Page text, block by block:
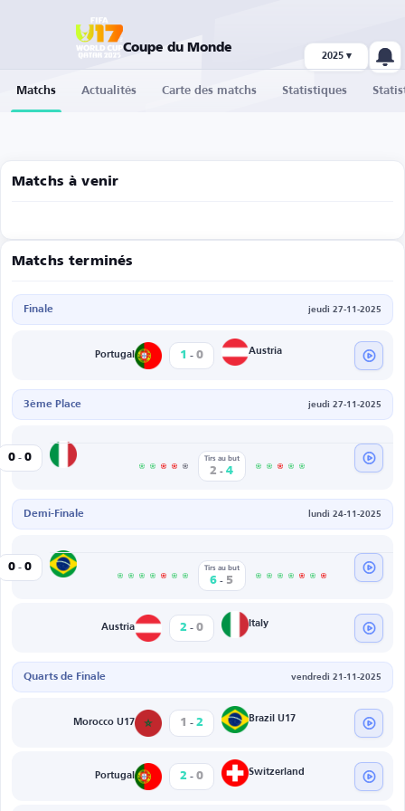
Coupe du Monde
2025 ▾
Matchs Actualités Carte des matchs Statistiques
Matchs à venir
Matchs terminés
Finale jeudi 27-11-2025
Portugal 1 - 0 Austria
3ème Place jeudi 27-11-2025
0 - 0 Tirs au but
2 - 4
Demi-Finale lundi 24-11-2025
0 - 0 Tirs au but
6 - 5
Austria 2 - 0 Italy
Quarts de Finale vendredi 21-11-2025
Morocco U17 1 - 2 Brazil U17
Portugal 2 - 0 Switzerland